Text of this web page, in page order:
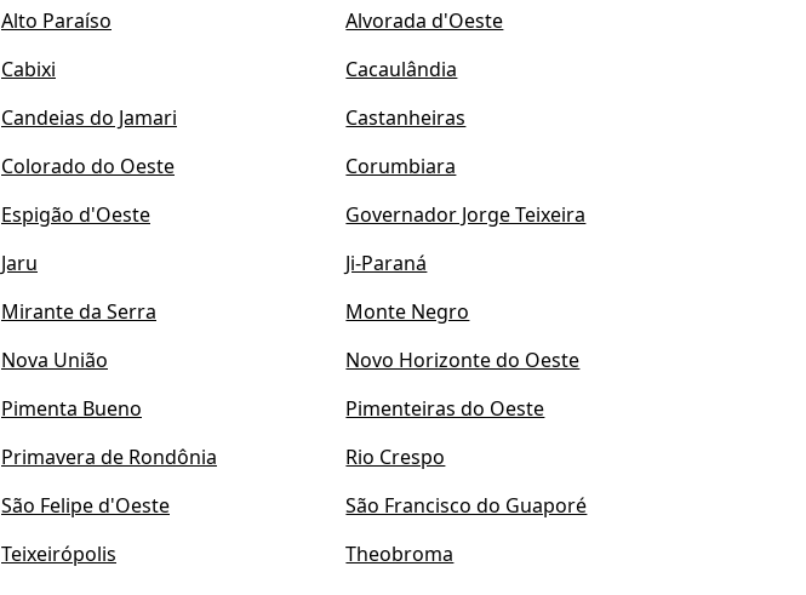
Alto Paraíso
Alvorada d'Oeste
Cabixi
Cacaulândia
Candeias do Jamari
Castanheiras
Colorado do Oeste
Corumbiara
Espigão d'Oeste
Governador Jorge Teixeira
Jaru
Ji-Paraná
Mirante da Serra
Monte Negro
Nova União
Novo Horizonte do Oeste
Pimenta Bueno
Pimenteiras do Oeste
Primavera de Rondônia
Rio Crespo
São Felipe d'Oeste
São Francisco do Guaporé
Teixeirópolis Theobroma